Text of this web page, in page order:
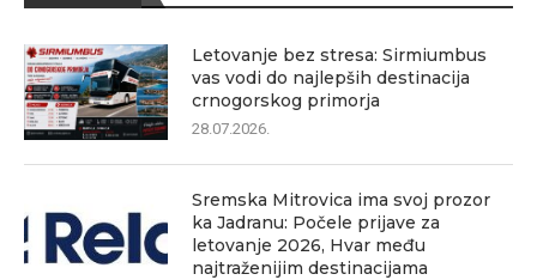
Letovanje bez stresa: Sirmiumbus
vas vodi do najlepših destinacija
crnogorskog primorja
28.07.2026.
Sremska Mitrovica ima svoj prozor
ka Jadranu: Počele prijave za
letovanje 2026, Hvar među
najtraženijim destinacijama